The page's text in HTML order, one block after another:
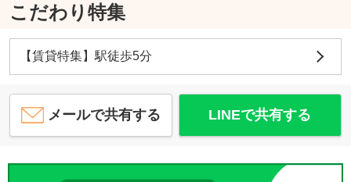
こだわり特集
【賃貸特集】駅徒歩5分
メールで共有する LINEで共有する